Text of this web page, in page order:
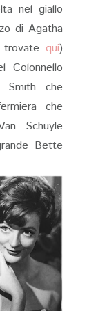
nel giallo
di Agatha
trovatequi)
Colonnello
Smith che
che
Schuyle
Bette